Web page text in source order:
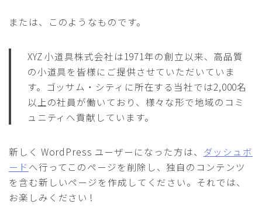
または、このようなものです。
XYZ 小道具株式会社は1971年の創立以来、高品質
の小道具を皆様にご提供させていただいていま
す。ゴッサム・シティに所在する当社では2,000名
以上の社員が働いており、様々な形で地域のコミ
ュニティへ貢献しています。
新しく WordPress ユーザーになった方は、 ダッシュボ
ード へ行ってこのページを削除し、独自のコンテンツ
を含む新しいページを作成してください。それでは、
お楽しみください !